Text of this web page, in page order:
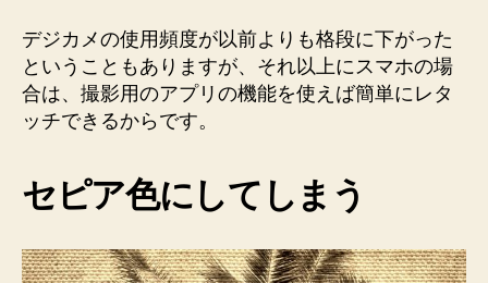
つ
い
セ
ピ
へ
の
デジカメの使用頻度が以前よりも格段に下がった
ということもありますが、それ以上にスマホの場
合は、撮影用のアプリの機能を使えば簡単にレタ
ッチできるからです。
セピア色にしてしまう